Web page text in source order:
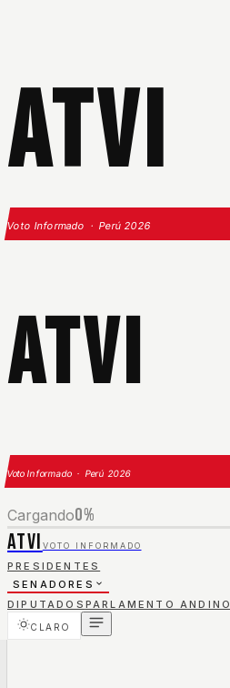
ATVI
Voto Informado · Perú 2026
ATVI
Voto Informado · Perú 2026
Cargando0%
ATVI VOTO INFORMADO
PRESIDENTES
SENADORES
DIPUTADOS PARLAMENTO ANDINO
CLARO